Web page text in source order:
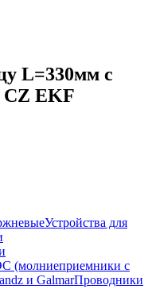
L=330мм с
EKF
Устройства для
(молниеприемники с
и GalmarПроводники